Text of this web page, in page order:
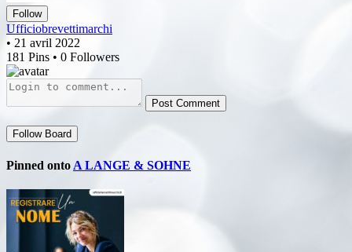
Follow
Ufficiobrevettimarchi
• 21 avril 2022
181 Pins • 0 Followers
Post Comment
Follow Board
Pinned onto A LANGE & SOHNE